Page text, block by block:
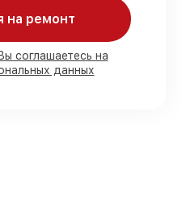
наблюдения
для смарт-часов
или доступны для
на ремонт
соглашаетесь на
данных